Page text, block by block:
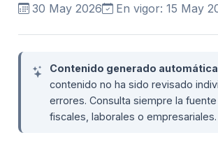
30 May 2026 En vigor: 15 May
Contenido generado
contenido no ha sido revisado
errores. Consulta siempre la
fiscales, laborales o empresariales.